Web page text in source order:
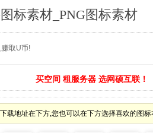
标素材_PNG图标素材
,赚取U币!
买空间 租服务器 选网硕互联！
载地址在下方,您也可以在下方选择喜欢的图